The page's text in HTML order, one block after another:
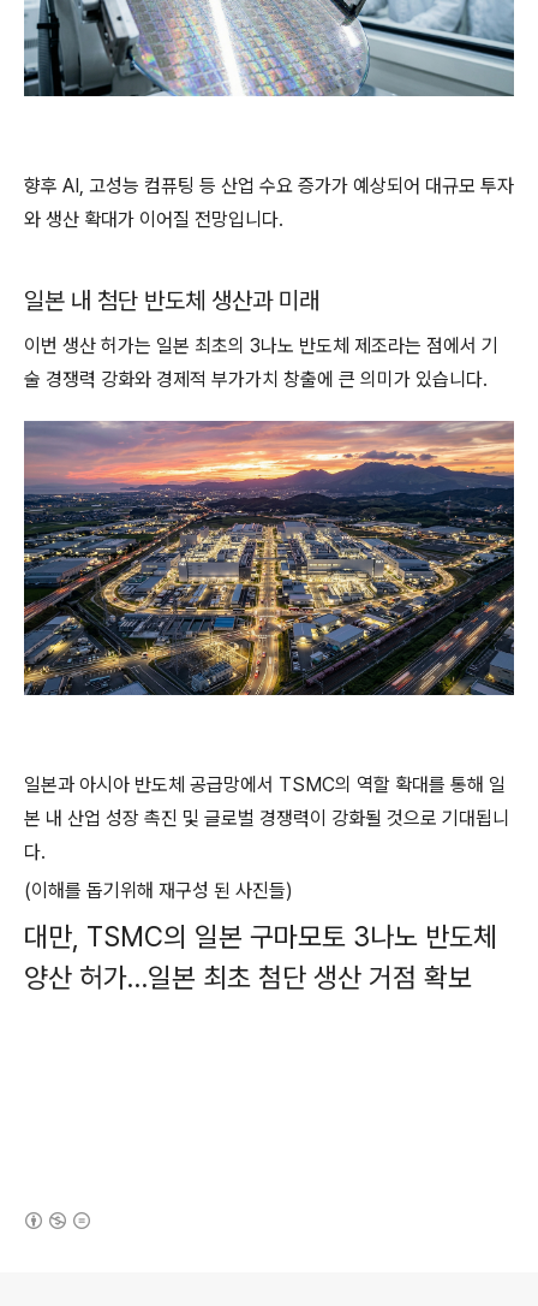
향후 AI, 고성능 컴퓨팅 등 산업 수요 증가가 예상되어 대규모 투자
와 생산 확대가 이어질 전망입니다.
일본 내 첨단 반도체 생산과 미래
이번 생산 허가는 일본 최초의 3나노 반도체 제조라는 점에서 기
술 경쟁력 강화와 경제적 부가가치 창출에 큰 의미가 있습니다.
일본과 아시아 반도체 공급망에서 TSMC의 역할 확대를 통해 일
본 내 산업 성장 촉진 및 글로벌 경쟁력이 강화될 것으로 기대됩니
다.
(이해를 돕기위해 재구성 된 사진들)
대만, TSMC의 일본 구마모토 3나노 반도체
양산 허가…일본 최초 첨단 생산 거점 확보